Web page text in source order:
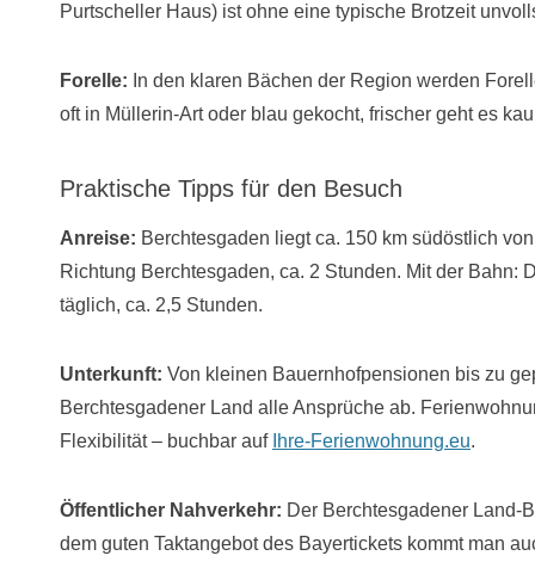
Purtscheller Haus) ist ohne eine typische Brotzeit
Forelle: In den klaren Bächen der Region werden
oft in Müllerin-Art oder blau gekocht, frischer geht es
Praktische Tipps für den Besuch
Anreise: Berchtesgaden liegt ca. 150 km südöstlich
Richtung Berchtesgaden, ca. 2 Stunden. Mit der Bahn:
täglich, ca. 2,5 Stunden.
Unterkunft: Von kleinen Bauernhofpensionen bis zu
Berchtesgadener Land alle Ansprüche ab.
Flexibilität – buchbar auf Ihre-Ferienwohnung.eu.
Öffentlicher Nahverkehr: Der Berchtesgadener Land-
dem guten Taktangebot des Bayertickets kommt man